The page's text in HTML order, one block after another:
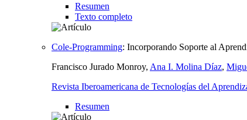
Resumen
Texto completo
Cole-Programming: Incorporando Soporte al
Francisco Jurado Monroy, Ana I. Molina Díaz,
Revista Iberoamericana de Tecnologías del
Resumen